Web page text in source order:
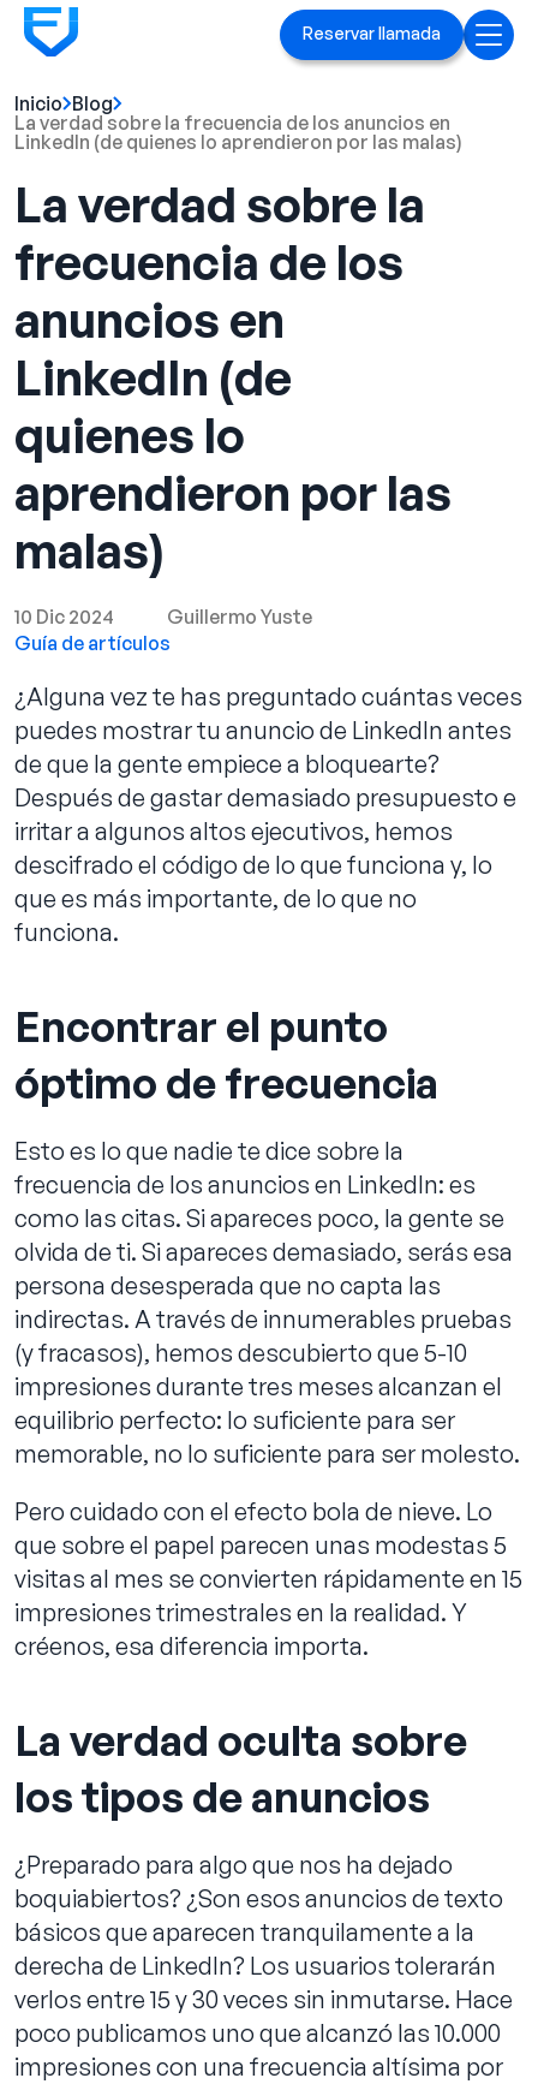
Reservar llamada
Inicio
Servicios
Anuncios en Linked[ln]
Marca ejecutiva
Blog
Playbook
Casos prácticos
Inicio Blog
La verdad sobre la frecuencia de los anuncios en
LinkedIn (de quienes lo aprendieron por las malas)
La verdad sobre la
frecuencia de los
anuncios en
LinkedIn (de
quienes lo
aprendieron por las
malas)
10 Dic 2024
Guillermo Yuste
Guía de artículos
¿Alguna vez te has preguntado cuántas veces
puedes mostrar tu anuncio de LinkedIn antes
de que la gente empiece a bloquearte?
Después de gastar demasiado presupuesto e
irritar a algunos altos ejecutivos, hemos
descifrado el código de lo que funciona y, lo
que es más importante, de lo que no
funciona.
Encontrar el punto
óptimo de frecuencia
Esto es lo que nadie te dice sobre la
frecuencia de los anuncios en LinkedIn: es
como las citas. Si apareces poco, la gente se
olvida de ti. Si apareces demasiado, serás esa
persona desesperada que no capta las
indirectas. A través de innumerables pruebas
(y fracasos), hemos descubierto que 5-10
impresiones durante tres meses alcanzan el
equilibrio perfecto: lo suficiente para ser
memorable, no lo suficiente para ser molesto.
Pero cuidado con el efecto bola de nieve. Lo
que sobre el papel parecen unas modestas 5
visitas al mes se convierten rápidamente en 15
impresiones trimestrales en la realidad. Y
créenos, esa diferencia importa.
La verdad oculta sobre
los tipos de anuncios
¿Preparado para algo que nos ha dejado
boquiabiertos? ¿Son esos anuncios de texto
básicos que aparecen tranquilamente a la
derecha de LinkedIn? Los usuarios tolerarán
verlos entre 15 y 30 veces sin inmutarse. Hace
poco publicamos uno que alcanzó las 10.000
impresiones con una frecuencia altísima por